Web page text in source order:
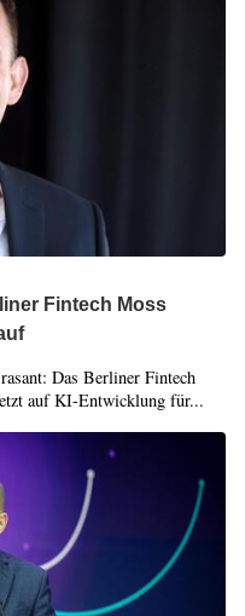
Fintech Moss
Das Berliner Fintech
auf KI-Entwicklung für...